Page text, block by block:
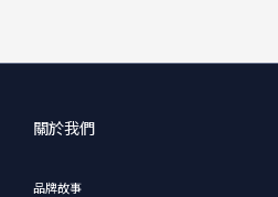
關於我們
品牌故事